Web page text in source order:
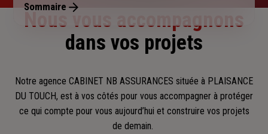
Sommaire
Nous vous accompagnons
dans vos projets
Notre agence CABINET NB ASSURANCES située à PLAISANCE
DU TOUCH, est à vos côtés pour vous accompagner à protéger
ce qui compte pour vous aujourd’hui et construire vos projets
de demain.